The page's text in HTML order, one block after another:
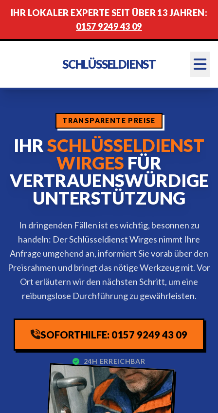
IHR LOKALER EXPERTE SEIT ÜBER 13 JAHREN:
0157 9249 43 09
SCHLÜSSELDIENST
TRANSPARENTE PREISE
IHRSCHLÜSSELDIENST
WIRGES FÜR
VERTRAUENSWÜRDIGE
UNTERSTÜTZUNG
In dringenden Fällen ist es wichtig, besonnen zu
handeln: Der Schlüsseldienst Wirges nimmt Ihre
Anfrage umgehend an, informiert Sie vorab über den
Preisrahmen und bringt das nötige Werkzeug mit. Vor
Ort erläutern wir den nächsten Schritt, um eine
reibungslose Durchführung zu gewährleisten.
SOFORTHILFE: 0157 9249 43 09
24H ERREICHBAR